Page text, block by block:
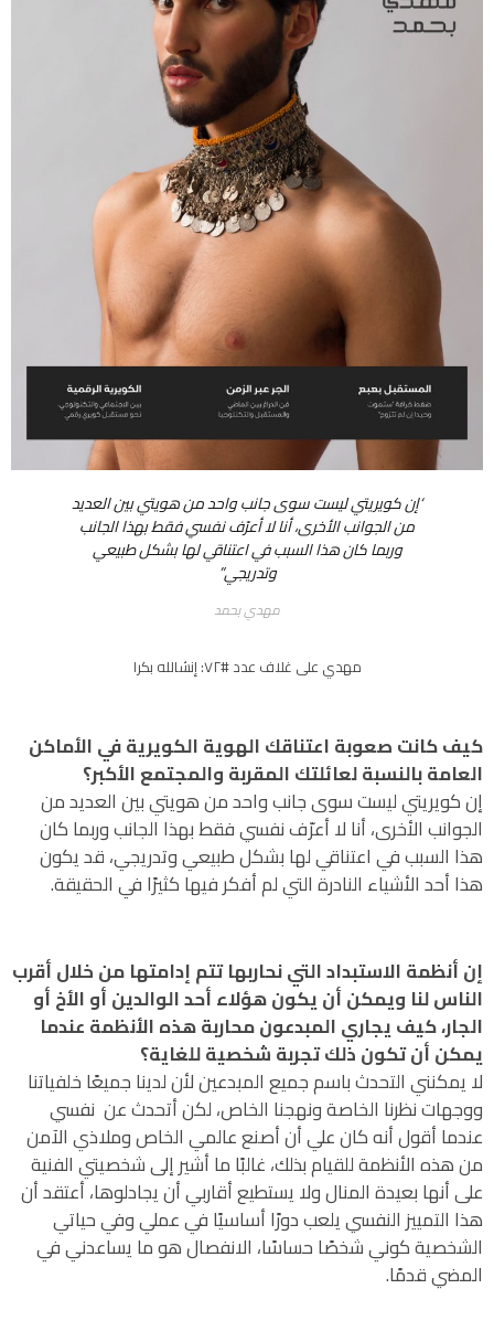
‘إن كويريتي ليست سوى جانب واحد من هويتي بين العديد
من الجوانب الأخرى، أنا لا أعرّف نفسي فقط بهذا الجانب
وربما كان هذا السبب في اعتناقي لها بشكل طبيعي
وتدريجي”
مهدي بحمد
مهدي على غلاف عدد #٧٢: إنشالله بكرا
كيف كانت صعوبة اعتناقك الهوية الكويرية في الأماكن
العامة بالنسبة لعائلتك المقربة والمجتمع الأكبر؟
إن كويريتي ليست سوى جانب واحد من هويتي بين العديد من
الجوانب الأخرى، أنا لا أعرّف نفسي فقط بهذا الجانب وربما كان
هذا السبب في اعتناقي لها بشكل طبيعي وتدريجي، قد يكون
هذا أحد الأشياء النادرة التي لم أفكر فيها كثيرًا في الحقيقة.
إن أنظمة الاستبداد التي نحاربها تتم إدامتها من خلال أقرب
الناس لنا ويمكن أن يكون هؤلاء أحد الوالدين أو الأخ أو
الجار، كيف يجاري المبدعون محاربة هذه الأنظمة عندما
يمكن أن تكون ذلك تجربة شخصية للغاية؟
لا يمكنني التحدث باسم جميع المبدعين لأن لدينا جميعًا خلفياتنا
ووجهات نظرنا الخاصة ونهجنا الخاص، لكن أتحدث عن نفسي
عندما أقول أنه كان علي أن أصنع عالمي الخاص وملاذي الآمن
من هذه الأنظمة للقيام بذلك، غالبًا ما أشير إلى شخصيتي الفنية
على أنها بعيدة المنال ولا يستطيع أقاربي أن يجادلوها، أعتقد أن
هذا التمييز النفسي يلعب دورًا أساسيًا في عملي وفي حياتي
الشخصية كوني شخصًا حساسًا، الانفصال هو ما يساعدني في
المضي قدمًا.